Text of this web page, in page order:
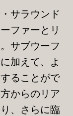
サラウンド
ファーとリ
サブウーフ
加えて、よ
ることがで
からのリア
、さらに臨